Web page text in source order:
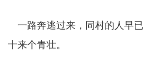
一路奔逃过来，同村的人早
十来个青壮。